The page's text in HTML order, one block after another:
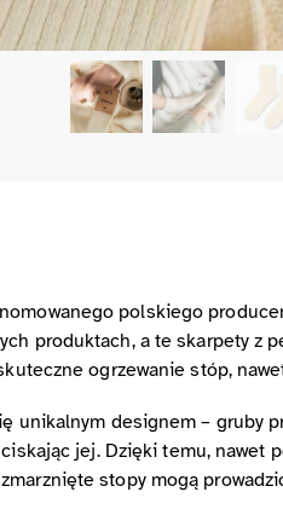
polskiego
produktach, a te skarpety z
ogrzewanie stóp,
unikalnym designem – gruby
jej. Dzięki temu, nawet
stopy mogą